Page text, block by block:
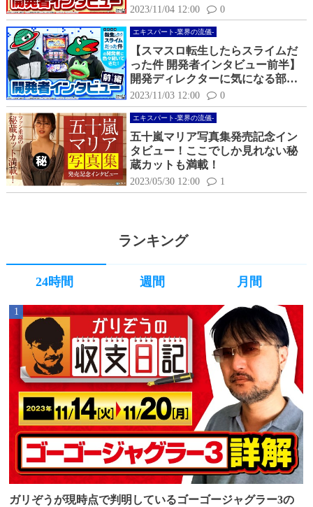
ム面の核となる部分を色々聞いて
きた！
2023/11/04 12:00 0
エキスパート-業界の流儀-
【スマスロ転生したらスライムだ
った件 開発者インタビュー前半】
開発ディレクターに気になる部分
を色々聞いてきた！
2023/11/03 12:00 0
エキスパート-業界の流儀-
五十嵐マリア写真集発売記念イン
タビュー！ここでしか見れない秘
蔵カットも満載！
2023/05/30 12:00 1
ランキング
24時間 週間 月間
1
ガリぞうが現時点で判明しているゴーゴージャグラー3の